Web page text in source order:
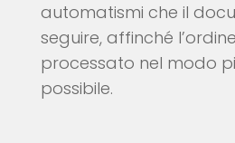
automatismi che il
seguire, affinché
processato nel modo
possibile.